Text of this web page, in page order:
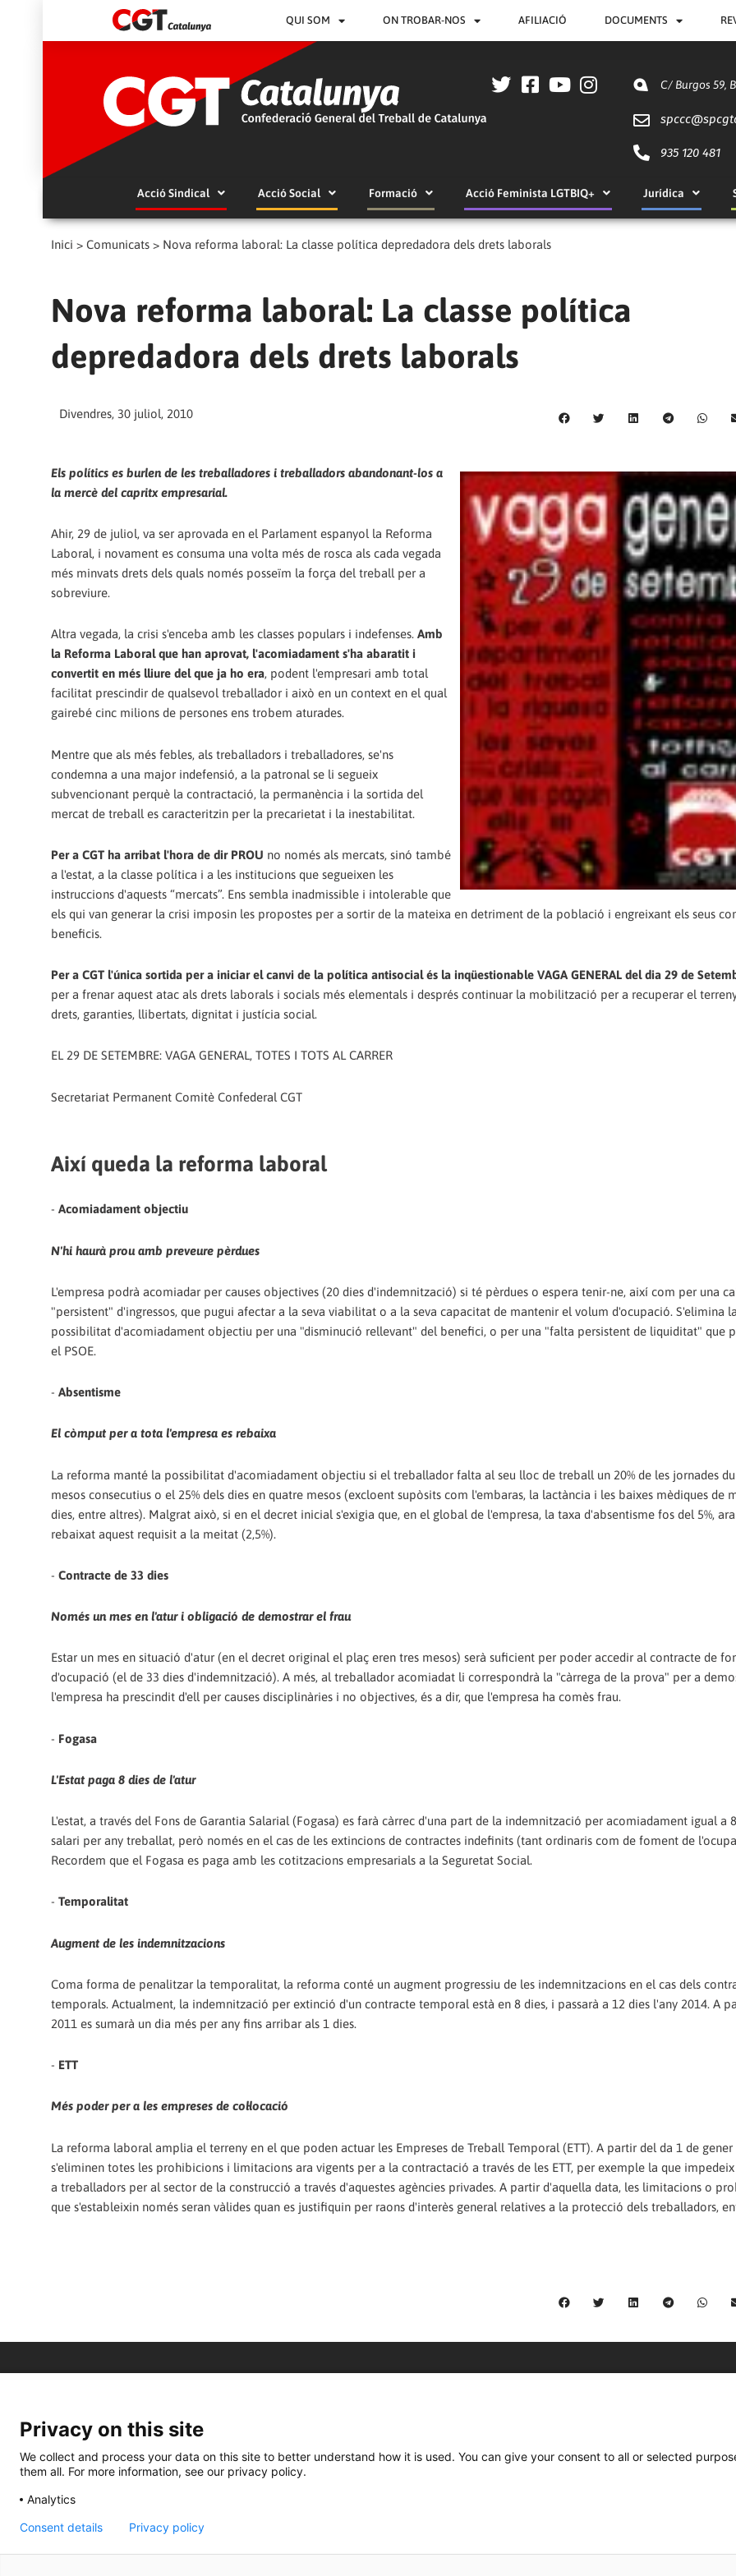
QUI SOM ON TROBAR-NOS AFILIACIÓ DOCUMENTS
C/ Burgos 59,
spccc@
935 120 481
Acció Sindical Acció Social Formació Acció Feminista LGTBIQ+ Jurídica
Inici > Comunicats > Nova reforma laboral: La classe política depredadora dels drets laborals
Nova reforma laboral: La classe política
depredadora dels drets laborals
Divendres, 30 juliol, 2010
Els polítics es burlen de les treballadores i treballadors abandonant-los a
la mercè del capritx empresarial.
Ahir, 29 de juliol, va ser aprovada en el Parlament espanyol la Reforma
Laboral, i novament es consuma una volta més de rosca als cada vegada
més minvats drets dels quals només posseïm la força del treball per a
sobreviure.
Altra vegada, la crisi s'enceba amb les classes populars i indefenses. Amb
la Reforma Laboral que han aprovat, l'acomiadament s'ha abaratit i
convertit en més lliure del que ja ho era, podent l'empresari amb total
facilitat prescindir de qualsevol treballador i això en un context en el qual
gairebé cinc milions de persones ens trobem aturades.
Mentre que als més febles, als treballadors i treballadores, se'ns
condemna a una major indefensió, a la patronal se li segueix
subvencionant perquè la contractació, la permanència i la sortida del
mercat de treball es caracteritzin per la precarietat i la inestabilitat.
Per a CGT ha arribat l'hora de dir PROU no només als mercats, sinó també
a l'estat, a la classe política i a les institucions que segueixen les
instruccions d'aquests “mercats”. Ens sembla inadmissible i intolerable que
els qui van generar la crisi imposin les propostes per a sortir de la mateixa en detriment de la població i engreixant els seus
beneficis.
Per a CGT l'única sortida per a iniciar el canvi de la política antisocial és la inqüestionable VAGA GENERAL del dia 29 de
per a frenar aquest atac als drets laborals i socials més elementals i després continuar la mobilització per a recuperar el
drets, garanties, llibertats, dignitat i justícia social.
EL 29 DE SETEMBRE: VAGA GENERAL, TOTES I TOTS AL CARRER
Secretariat Permanent Comitè Confederal CGT
Així queda la reforma laboral
- Acomiadament objectiu
N'hi haurà prou amb preveure pèrdues
L'empresa podrà acomiadar per causes objectives (20 dies d'indemnització) si té pèrdues o espera tenir-ne, així com per una
"persistent" d'ingressos, que pugui afectar a la seva viabilitat o a la seva capacitat de mantenir el volum d'ocupació. S'elimina la
possibilitat d'acomiadament objectiu per una "disminució rellevant" del benefici, o per una "falta persistent de liquiditat" que
el PSOE.
- Absentisme
El còmput per a tota l'empresa es rebaixa
La reforma manté la possibilitat d'acomiadament objectiu si el treballador falta al seu lloc de treball un 20% de les jornades
mesos consecutius o el 25% dels dies en quatre mesos (excloent supòsits com l'embaras, la lactància i les baixes mèdiques de
dies, entre altres). Malgrat això, si en el decret inicial s'exigia que, en el global de l'empresa, la taxa d'absentisme fos del 5%, ara
rebaixat aquest requisit a la meitat (2,5%).
- Contracte de 33 dies
Només un mes en l'atur i obligació de demostrar el frau
Estar un mes en situació d'atur (en el decret original el plaç eren tres mesos) serà suficient per poder accedir al contracte de
d'ocupació (el de 33 dies d'indemnització). A més, al treballador acomiadat li correspondrà la "càrrega de la prova" per a
l'empresa ha prescindit d'ell per causes disciplinàries i no objectives, és a dir, que l'empresa ha comès frau.
- Fogasa
L'Estat paga 8 dies de l'atur
L'estat, a través del Fons de Garantia Salarial (Fogasa) es farà càrrec d'una part de la indemnització per acomiadament igual a
salari per any treballat, però només en el cas de les extincions de contractes indefinits (tant ordinaris com de foment de
Recordem que el Fogasa es paga amb les cotitzacions empresarials a la Seguretat Social.
- Temporalitat
Augment de les indemnitzacions
Coma forma de penalitzar la temporalitat, la reforma conté un augment progressiu de les indemnitzacions en el cas dels
temporals. Actualment, la indemnització per extinció d'un contracte temporal està en 8 dies, i passarà a 12 dies l'any 2014. A
2011 es sumarà un dia més per any fins arribar als 1 dies.
- ETT
Més poder per a les empreses de col·locació
La reforma laboral amplia el terreny en el que poden actuar les Empreses de Treball Temporal (ETT). A partir del da 1 de gener
s'eliminen totes les prohibicions i limitacions ara vigents per a la contractació a través de les ETT, per exemple la que
a treballadors per al sector de la construcció a través d'aquestes agències privades. A partir d'aquella data, les limitacions o
que s'estableixin només seran vàlides quan es justifiquin per raons d'interès general relatives a la protecció dels treballadors,
Desenvolupat per
Privacy on this site
We collect and process your data on this site to better understand how it is used. You can give your consent to all or selected
them all. For more information, see our privacy policy.
Analytics
Consent details Privacy policy